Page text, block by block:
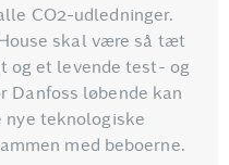
CO2-udledninger.
skal være så tæt
og et levende test- og
Danfoss løbende kan
nye teknologiske
med beboerne.